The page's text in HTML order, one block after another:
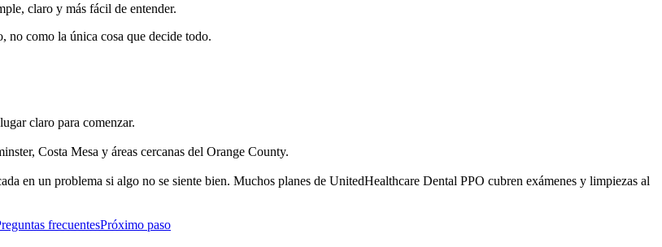
claro y más fácil de entender.
no como la única cosa que decide todo.
claro para comenzar.
Costa Mesa y áreas cercanas del Orange County.
en un problema si algo no se siente bien. Muchos planes de UnitedHealthcare Dental PPO cubren exámenes y limpiezas al
frecuentesPróximo paso